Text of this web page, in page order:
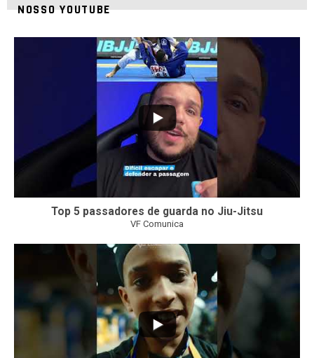
NOSSO YOUTUBE
Top 5 passadores de guarda no Jiu-Jitsu
VF Comunica